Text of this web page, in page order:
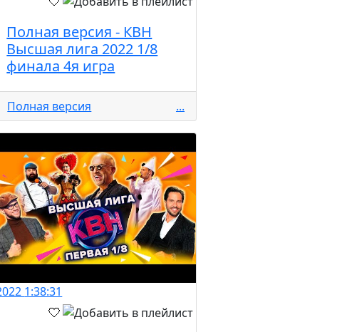
Полная версия - КВН
Высшая лига 2022 1/8
финала 4я игра
Полная версия ...
1:38:31